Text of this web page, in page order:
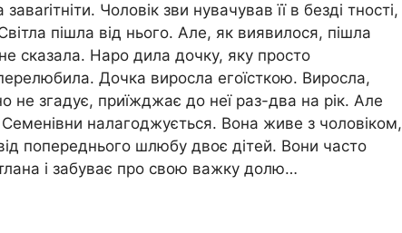
Чоловік зви нувачував її в безді тності,
пішла від нього. Але, як виявилося, пішла
сказала. Наро дила дочку, яку просто
Дочка виросла егоїсткою. Виросла,
не згадує, приїжджає до неї раз-два на рік. Але
налагоджується. Вона живе з чоловіком,
попереднього шлюбу двоє дітей. Вони часто
і забуває про свою важку долю…